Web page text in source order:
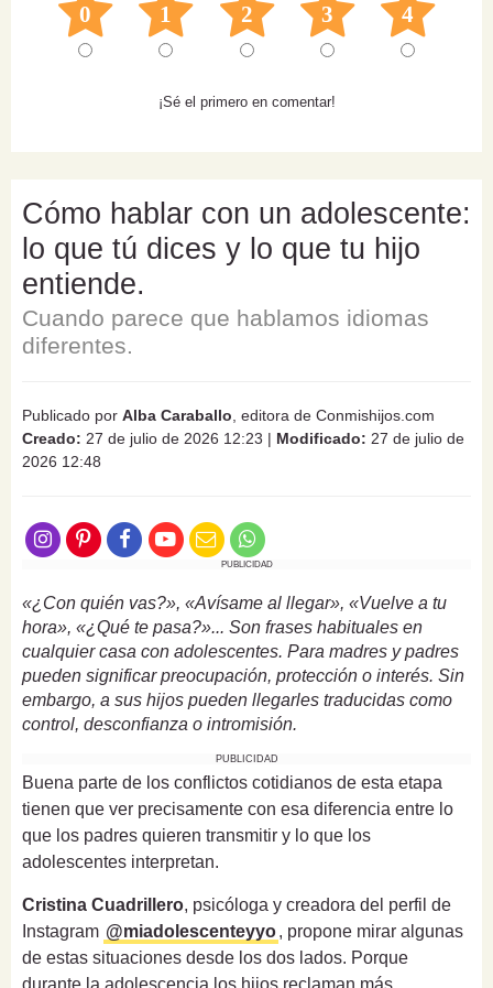
0 1 2 3 4
¡Sé el primero en comentar!
Cómo hablar con un adolescente:
lo que tú dices y lo que tu hijo
entiende.
Cuando parece que hablamos idiomas
diferentes.
Publicado por Alba Caraballo , editora de Conmishijos.com
Creado: 27 de julio de 2026 12:23 | Modificado: 27 de julio de
2026 12:48
PUBLICIDAD
«¿Con quién vas?», «Avísame al llegar», «Vuelve a tu
hora», «¿Qué te pasa?»... Son frases habituales en
cualquier casa con adolescentes. Para madres y padres
pueden significar preocupación, protección o interés. Sin
embargo, a sus hijos pueden llegarles traducidas como
control, desconfianza o intromisión.
PUBLICIDAD
Buena parte de los conflictos cotidianos de esta etapa
tienen que ver precisamente con esa diferencia entre lo
que los padres quieren transmitir y lo que los
adolescentes interpretan.
Cristina Cuadrillero, psicóloga y creadora del perfil de
Instagram @miadolescenteyyo, propone mirar algunas
de estas situaciones desde los dos lados. Porque
durante la adolescencia los hijos reclaman más